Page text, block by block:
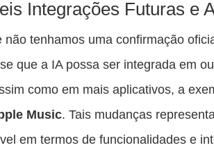
Integrações Futuras e
não tenhamos uma confirmação
que a IA possa ser integrada em
como em mais aplicativos, a
Music. Tais mudanças
em termos de funcionalidades e